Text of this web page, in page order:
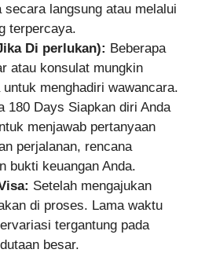
secara langsung atau melalui
terpercaya.
Di perlukan): Beberapa
atau konsulat mungkin
untuk menghadiri wawancara.
180 Days Siapkan diri Anda
menjawab pertanyaan
perjalanan, rencana
bukti keuangan Anda.
Setelah mengajukan
di proses. Lama waktu
tergantung pada
besar.